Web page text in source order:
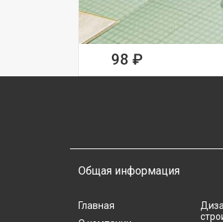
98 ₽
Общая информация
Главная